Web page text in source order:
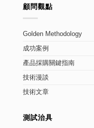
顧問觀點
Golden Methodology
成功案例
產品採購關鍵指南
技術漫談
技術文章
測試治具